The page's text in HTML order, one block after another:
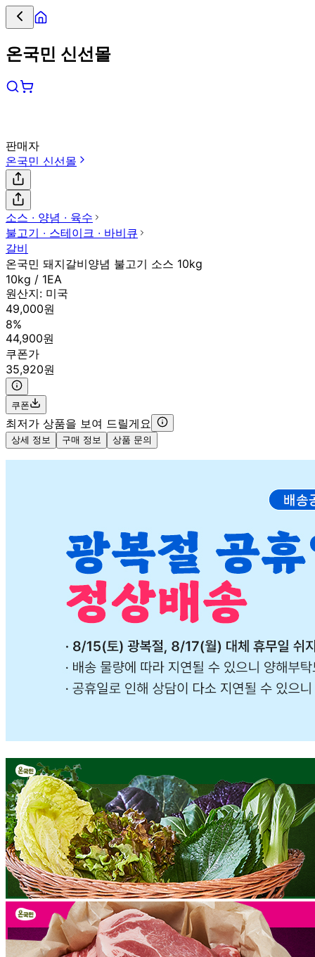
온국민 신선몰
판매자
온국민 신선몰
소스 ∙ 양념 ∙ 육수
불고기 ∙ 스테이크 ∙ 바비큐
갈비
온국민 돼지갈비양념 불고기 소스 10kg
10kg / 1EA
원산지: 미국
49,000원
8%
44,900원
쿠폰가
35,920원
쿠폰
최저가 상품을 보여 드릴게요
상세 정보 구매 정보 상품 문의